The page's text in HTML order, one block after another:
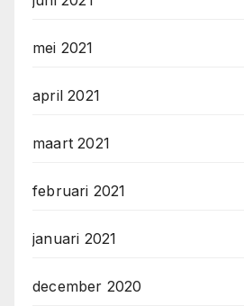
mei 2021
april 2021
maart 2021
februari 2021
januari 2021
december 2020